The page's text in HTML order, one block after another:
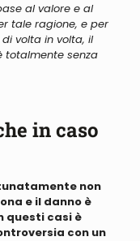
al valore e al
tale ragione, e per
volta in volta, il
totalmente senza
in caso
non
e il danno è
questi casi è
con un